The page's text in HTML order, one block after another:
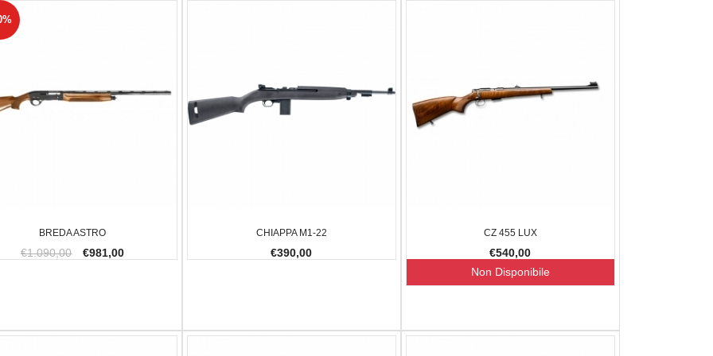
BREDA ASTRO
€1.090,00 €981,00
CHIAPPA M1-22
€390,00
CZ 455 LUX
€540,00
Non Disponibile